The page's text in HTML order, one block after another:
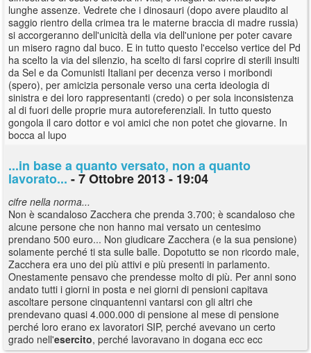
lunghe assenze. Vedrete che i dinosauri (dopo avere plaudito al
saggio rientro della crimea tra le materne braccia di madre russia)
si accorgeranno dell'unicità della via dell'unione per poter cavare
un misero ragno dal buco. E in tutto questo l'eccelso vertice del Pd
ha scelto la via del silenzio, ha scelto di farsi coprire di sterili insulti
da Sel e da Comunisti Italiani per decenza verso i moribondi
(spero), per amicizia personale verso una certa ideologia di
sinistra e dei loro rappresentanti (credo) o per sola inconsistenza
al di fuori delle proprie mura autoreferenziali. In tutto questo
gongola il caro dottor e voi amici che non potet che giovarne. In
bocca al lupo
...in base a quanto versato, non a quanto
lavorato... - 7 Ottobre 2013 - 19:04
cifre nella norma...
Non è scandaloso Zacchera che prenda 3.700; è scandaloso che
alcune persone che non hanno mai versato un centesimo
prendano 500 euro... Non giudicare Zacchera (e la sua pensione)
solamente perché ti sta sulle balle. Dopotutto se non ricordo male,
Zacchera era uno dei più attivi e più presenti in parlamento.
Onestamente pensavo che prendesse molto di più. Per anni sono
andato tutti i giorni in posta e nei giorni di pensioni capitava
ascoltare persone cinquantenni vantarsi con gli altri che
prendevano quasi 4.000.000 di pensione al mese di pensione
perché loro erano ex lavoratori SIP, perché avevano un certo
grado nell'esercito, perché lavoravano in dogana ecc ecc